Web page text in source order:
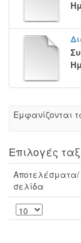
Eμφανίζονται
Επιλογές
Αποτελέσματα/
σελίδα